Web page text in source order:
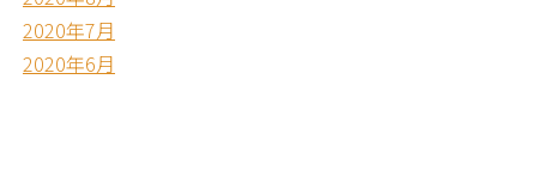
2020年7月
2020年6月